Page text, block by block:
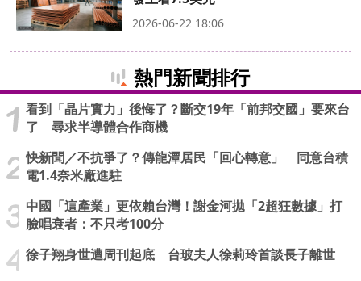
2026-06-22 18:06
熱門新聞排行
看到「晶片實力」後悔了？斷交19年「前邦交國」要來台
了 尋求半導體合作商機
快新聞／不抗爭了？傳龍潭居民「回心轉意」 同意台積
電1.4奈米廠進駐
中國「這產業」更依賴台灣！謝金河拋「2超狂數據」打
臉唱衰者：不只考100分
徐子翔身世遭周刊起底 台玻夫人徐莉玲首談長子離世